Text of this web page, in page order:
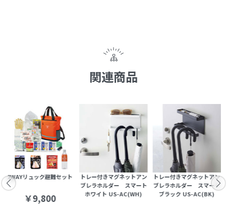
関連商品
2WAYリュック避難セット
￥9,800
トレー付きマグネットアン
ブレラホルダー スマート
ホワイト US-AC(WH)
トレー付きマグネットアン
ブレラホルダー スマート
ブラック US-AC(BK)